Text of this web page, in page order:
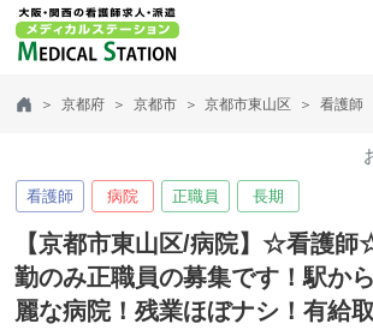
京都府 京都市 京都市東山区 看護師
看護師 病院 正職員 長期
【京都市東山区/病院】☆看護師
勤のみ正職員の募集です！駅か
麗な病院！残業ほぼナシ！有給